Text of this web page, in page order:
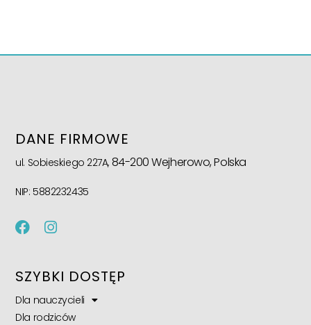
DANE FIRMOWE
ul. Sobieskiego 227A, 84-200 Wejherowo, Polska
NIP: 5882232435
SZYBKI DOSTĘP
Dla nauczycieli
Dla rodziców